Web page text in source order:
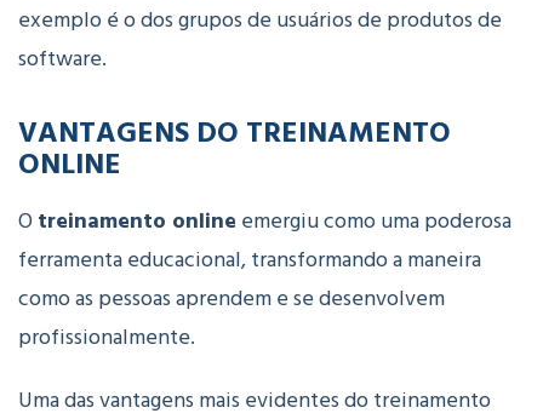
exemplo é o dos grupos de usuários de produtos de
software.
VANTAGENS DO TREINAMENTO
ONLINE
O treinamento online emergiu como uma poderosa
ferramenta educacional, transformando a maneira
como as pessoas aprendem e se desenvolvem
profissionalmente.
Uma das vantagens mais evidentes do treinamento